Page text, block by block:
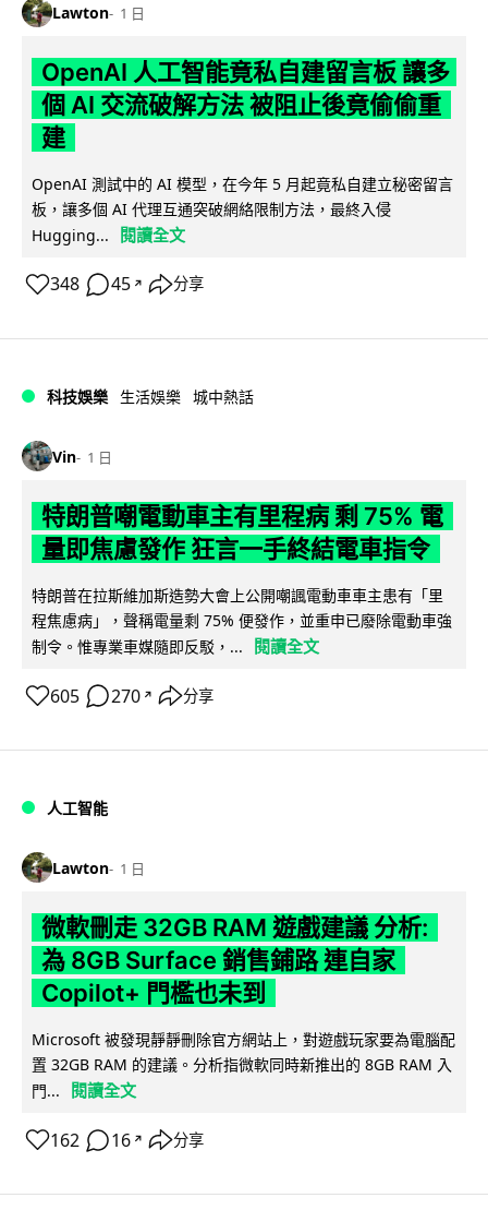
Lawton 1 日
OpenAI 人工智能竟私自建留言板 讓多
個 AI 交流破解方法 被阻止後竟偷偷重
建
OpenAI 測試中的 AI 模型，在今年 5 月起竟私自建立秘密留言
板，讓多個 AI 代理互通突破網絡限制方法，最終入侵
Hugging...
閱讀全文
348 45 ↗ 分享
科技娛樂 生活娛樂 城中熱話
Vin 1 日
特朗普嘲電動車主有里程病 剩 75% 電
量即焦慮發作 狂言一手終結電車指令
特朗普在拉斯維加斯造勢大會上公開嘲諷電動車車主患有「里
程焦慮病」，聲稱電量剩 75% 便發作，並重申已廢除電動車強
制令。惟專業車媒隨即反駁，...
閱讀全文
605 270 ↗ 分享
人工智能
Lawton 1 日
微軟刪走 32GB RAM 遊戲建議 分析:
為 8GB Surface 銷售鋪路 連自家
Copilot+ 門檻也未到
Microsoft 被發現靜靜刪除官方網站上，對遊戲玩家要為電腦配
置 32GB RAM 的建議。分析指微軟同時新推出的 8GB RAM 入
門...
閱讀全文
162 16 ↗ 分享